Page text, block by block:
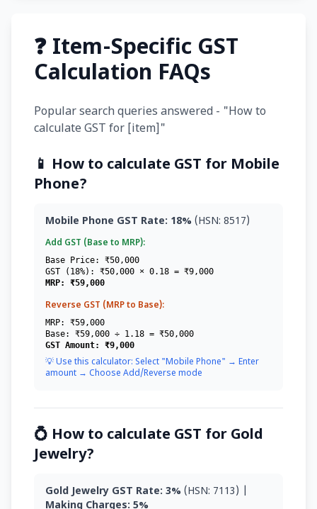
❓ Item-Specific GST
Calculation FAQs
Popular search queries answered - "How to
calculate GST for [item]"
📱 How to calculate GST for Mobile
Phone?
Mobile Phone GST Rate: 18% (HSN: 8517)
Add GST (Base to MRP):
Base Price: ₹50,000
GST (18%): ₹50,000 × 0.18 = ₹9,000
MRP: ₹59,000
Reverse GST (MRP to Base):
MRP: ₹59,000
Base: ₹59,000 ÷ 1.18 = ₹50,000
GST Amount: ₹9,000
💡 Use this calculator: Select "Mobile Phone" → Enter
amount → Choose Add/Reverse mode
💍 How to calculate GST for Gold
Jewelry?
Gold Jewelry GST Rate: 3% (HSN: 7113) |
Making Charges: 5%